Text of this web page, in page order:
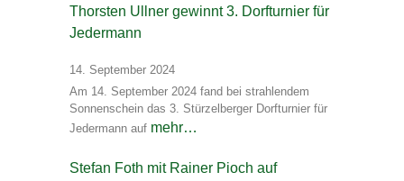
Thorsten Ullner gewinnt 3. Dorfturnier für
Jedermann
14. September 2024
Am 14. September 2024 fand bei strahlendem
Sonnenschein das 3. Stürzelberger Dorfturnier für
Jedermann auf mehr…
Stefan Foth mit Rainer Pioch auf